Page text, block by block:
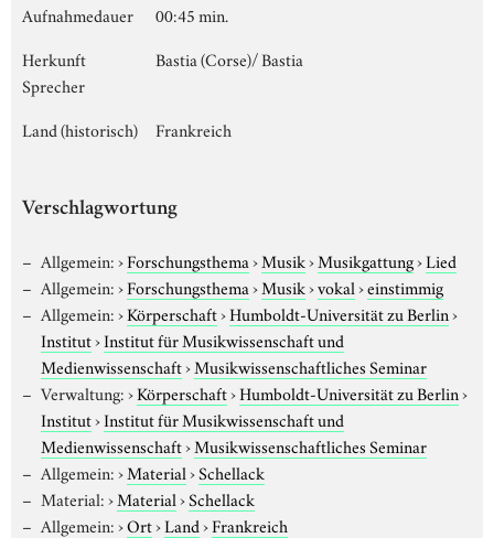
Aufnahmedauer
00:45 min.
Herkunft
Sprecher
Bastia (Corse)/ Bastia
Land (historisch) Frankreich
Verschlagwortung
Allgemein:›Forschungsthema›Musik›Musikgattung›Lied
Allgemein:›Forschungsthema›Musik›vokal›einstimmig
Allgemein:›Körperschaft›Humboldt-Universität zu Berlin›
Institut›Institut für Musikwissenschaft und
Medienwissenschaft›Musikwissenschaftliches Seminar
Verwaltung:›Körperschaft›Humboldt-Universität zu Berlin›
Institut›Institut für Musikwissenschaft und
Medienwissenschaft›Musikwissenschaftliches Seminar
Allgemein:›Material›Schellack
Material:›Material›Schellack
Allgemein:›Ort›Land›Frankreich